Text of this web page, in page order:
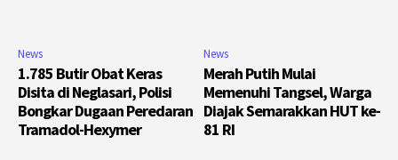
News
1.785 Butir Obat Keras
Disita di Neglasari, Polisi
Bongkar Dugaan Peredaran
Tramadol-Hexymer
News
Merah Putih Mulai
Memenuhi Tangsel, Warga
Diajak Semarakkan HUT ke-
81 RI